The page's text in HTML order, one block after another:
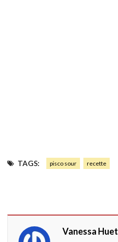
TAGS: pisco sour recette
Vanessa Huet